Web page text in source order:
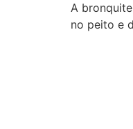
A
no peito e